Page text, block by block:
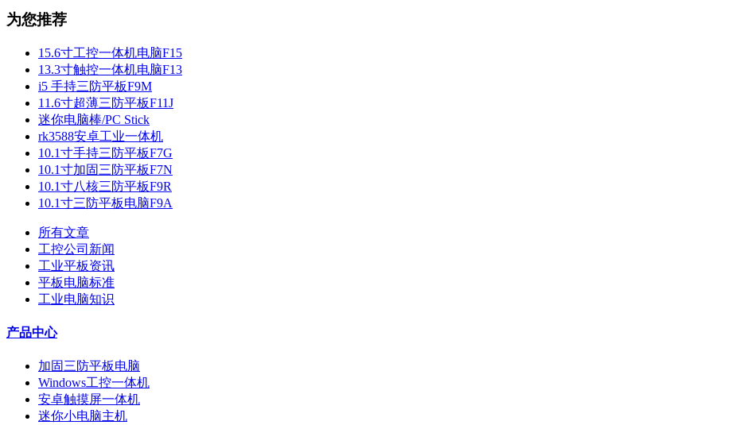
为您推荐
15.6寸工控一体机电脑F15
13.3寸触控一体机电脑F13
i5 手持三防平板F9M
11.6寸超薄三防平板F11J
迷你电脑棒/PC Stick
rk3588安卓工业一体机
10.1寸手持三防平板F7G
10.1寸加固三防平板F7N
10.1寸八核三防平板F9R
10.1寸三防平板电脑F9A
所有文章
工控公司新闻
工业平板资讯
平板电脑标准
工业电脑知识
产品中心
加固三防平板电脑
Windows工控一体机
安卓触摸屏一体机
迷你小电脑主机